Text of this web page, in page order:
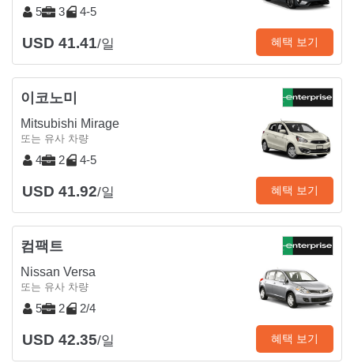
5 3 4-5
USD 41.41/일 혜택 보기
이코노미
Mitsubishi Mirage
또는 유사 차량
4 2 4-5
USD 41.92/일 혜택 보기
컴팩트
Nissan Versa
또는 유사 차량
5 2 2/4
USD 42.35/일 혜택 보기